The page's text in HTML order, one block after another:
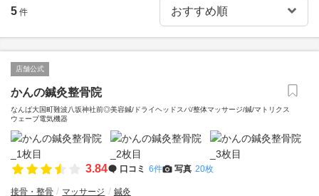
5 件
店舗公式
かんの鍼灸整骨院
なんば大国町難波八坂神社前◎美容鍼/ドライヘッドスパ/整体マッサージ/鍼/マトリクス
ウェーブ電気機器
3.84 口コミ 6件 写真 20枚
接骨・整骨 マッサージ 鍼灸